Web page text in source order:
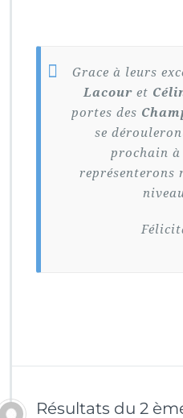
Grace à leurs
Lacouret
portes des
se
prochain à
représenterons
Résultats du 2